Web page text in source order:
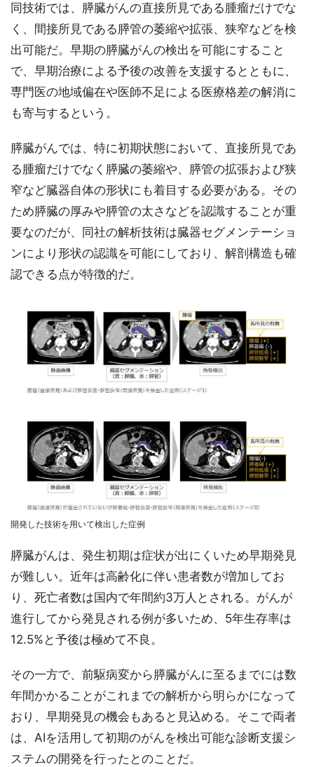
同技術では、膵臓がんの直接所見である腫瘤だけでな
く、間接所見である膵管の萎縮や拡張、狭窄などを検
出可能だ。早期の膵臓がんの検出を可能にすること
で、早期治療による予後の改善を支援するとともに、
専門医の地域偏在や医師不足による医療格差の解消に
も寄与するという。
膵臓がんでは、特に初期状態において、直接所見であ
る腫瘤だけでなく膵臓の萎縮や、膵管の拡張および狭
窄など臓器自体の形状にも着目する必要がある。その
ため膵臓の厚みや膵管の太さなどを認識することが重
要なのだが、同社の解析技術は臓器セグメンテーショ
ンにより形状の認識を可能にしており、解剖構造も確
認できる点が特徴的だ。
開発した技術を用いて検出した症例
膵臓がんは、発生初期は症状が出にくいため早期発見
が難しい。近年は高齢化に伴い患者数が増加してお
り、死亡者数は国内で年間約3万人とされる。がんが
進行してから発見される例が多いため、5年生存率は
12.5%と予後は極めて不良。
その一方で、前駆病変から膵臓がんに至るまでには数
年間かかることがこれまでの解析から明らかになって
おり、早期発見の機会もあると見込める。そこで両者
は、AIを活用して初期のがんを検出可能な診断支援シ
ステムの開発を行ったとのことだ。